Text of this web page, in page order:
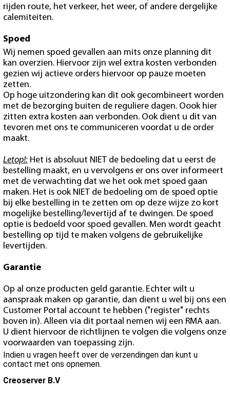
rijden route, het verkeer, het weer, of andere dergelijke
calemiteiten.
Spoed
Wij nemen spoed gevallen aan mits onze planning dit
kan overzien. Hiervoor zijn wel extra kosten verbonden
gezien wij actieve orders hiervoor op pauze moeten
zetten.
Op hoge uitzondering kan dit ook gecombineert worden
met de bezorging buiten de reguliere dagen. Oook hier
zitten extra kosten aan verbonden. Ook dient u dit van
tevoren met ons te communiceren voordat u de order
maakt.
Letop!: Het is absoluut NIET de bedoeling dat u eerst de
bestelling maakt, en u vervolgens er ons over informeert
met de verwachting dat we het ook met spoed gaan
maken. Het is ook NIET de bedoeling om de spoed optie
bij elke bestelling in te zetten om op deze wijze zo kort
mogelijke bestelling/levertijd af te dwingen. De spoed
optie is bedoeld voor spoed gevallen. Men wordt geacht
bestelling op tijd te maken volgens de gebruikelijke
levertijden.
Garantie
Op al onze producten geld garantie. Echter wilt u
aanspraak maken op garantie, dan dient u wel bij ons een
Customer Portal account te hebben ("register" rechts
boven in). Alleen via dit portaal nemen wij een RMA aan.
U dient hiervoor de richtlijnen te volgen die volgens onze
voorwaarden van toepassing zijn.
Indien u vragen heeft over de verzendingen dan kunt u
contact met ons opnemen.
Creoserver B.V